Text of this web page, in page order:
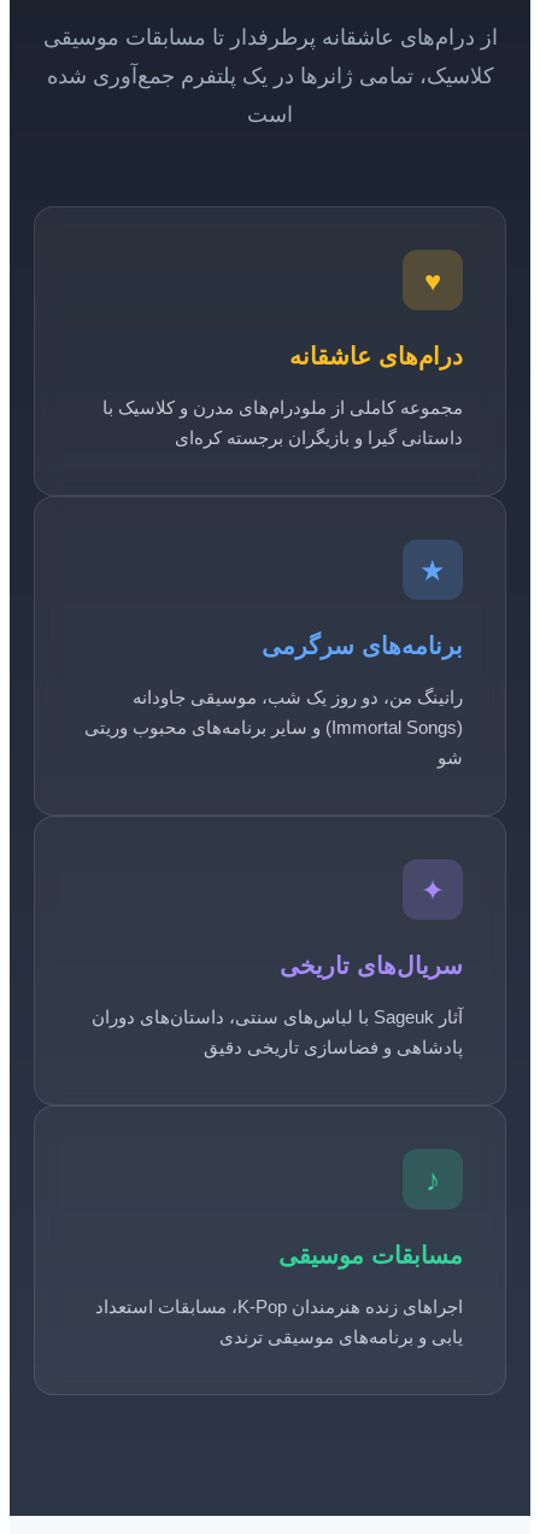
از درام‌های عاشقانه پرطرفدار تا مسابقات موسیقی
کلاسیک، تمامی ژانرها در یک پلتفرم جمع‌آوری شده
است
♥
درام‌های عاشقانه
مجموعه کاملی از ملودرام‌های مدرن و کلاسیک با
داستانی گیرا و بازیگران برجسته کره‌ای
★
برنامه‌های سرگرمی
رانینگ من، دو روز یک شب، موسیقی جاودانه
(Immortal Songs) و سایر برنامه‌های محبوب وریتی
شو
✦
سریال‌های تاریخی
آثار Sageuk با لباس‌های سنتی، داستان‌های دوران
پادشاهی و فضاسازی تاریخی دقیق
♪
مسابقات موسیقی
اجراهای زنده هنرمندان K-Pop، مسابقات استعداد
یابی و برنامه‌های موسیقی ترندی